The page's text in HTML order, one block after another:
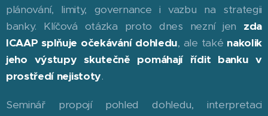
plánování, limity, governance i vazbu na strategii
banky. Klíčová otázka proto dnes nezní jen zda
ICAAP splňuje očekávání dohledu, ale také nakolik
jeho výstupy skutečně pomáhají řídit banku v
prostředí nejistoty.
Seminář propojí pohled dohledu, interpretaci